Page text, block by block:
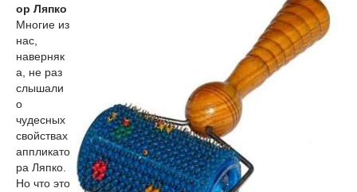
ор Ляпко
Многие из
нас,
наверняк
а, не раз
слышали
о
чудесных
свойствах
аппликато
ра Ляпко.
Но что это